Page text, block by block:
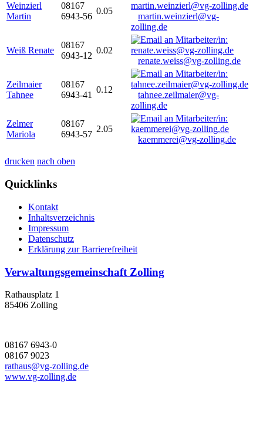
Weinzierl
Martin
08167
6943-56
0.05
martin.weinzierl@vg-
zolling.de
Weiß Renate
08167
6943-12
0.02
renate.weiss@vg-zolling.de
Zeilmaier
Tahnee
08167
6943-41
0.12
tahnee.zeilmaier@vg-
zolling.de
Zelmer
Mariola
08167
6943-57
2.05
kaemmerei@vg-zolling.de
drucken nach oben
Quicklinks
Kontakt
Inhaltsverzeichnis
Impressum
Datenschutz
Erklärung zur Barrierefreiheit
Verwaltungsgemeinschaft Zolling
Rathausplatz 1
85406 Zolling
08167 6943-0
08167 9023
rathaus@vg-zolling.de
www.vg-zolling.de